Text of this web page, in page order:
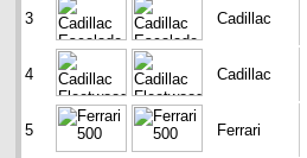
3 Cadillac
4 Cadillac
5 Ferrari